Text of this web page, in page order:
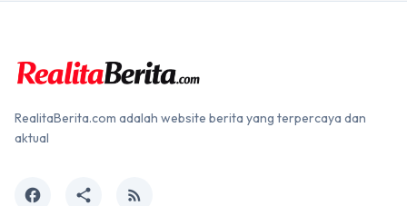
RealitaBerita.com adalah website berita yang terpercaya dan
aktual
facebook share rss_feed